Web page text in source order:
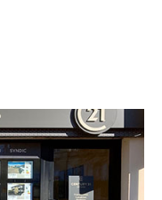
Immo
Fossés